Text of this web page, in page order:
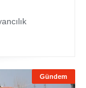
Gündem